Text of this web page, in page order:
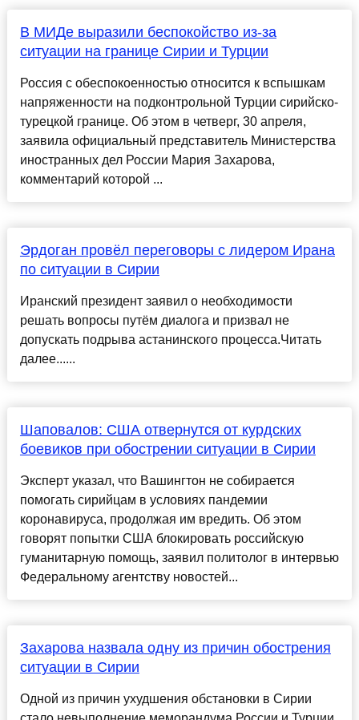
В МИДе выразили беспокойство из-за
ситуации на границе Сирии и Турции
Россия с обеспокоенностью относится к вспышкам
напряженности на подконтрольной Турции сирийско-
турецкой границе. Об этом в четверг, 30 апреля,
заявила официальный представитель Министерства
иностранных дел России Мария Захарова,
комментарий которой ...
Эрдоган провёл переговоры с лидером Ирана
по ситуации в Сирии
Иранский президент заявил о необходимости
решать вопросы путём диалога и призвал не
допускать подрыва астанинского процесса.Читать
далее......
Шаповалов: США отвернутся от курдских
боевиков при обострении ситуации в Сирии
Эксперт указал, что Вашингтон не собирается
помогать сирийцам в условиях пандемии
коронавируса, продолжая им вредить. Об этом
говорят попытки США блокировать российскую
гуманитарную помощь, заявил политолог в интервью
Федеральному агентству новостей...
Захарова назвала одну из причин обострения
ситуации в Сирии
Одной из причин ухудшения обстановки в Сирии